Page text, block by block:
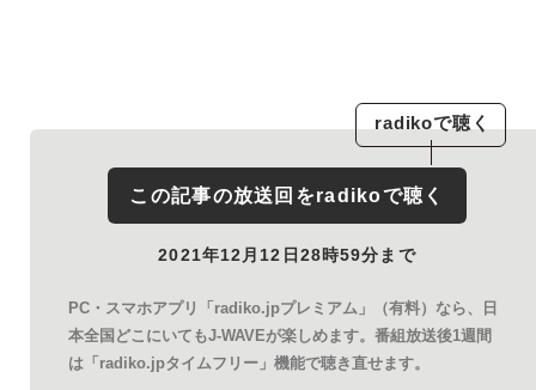
radikoで聴く
この記事の放送回をradikoで聴く
2021年12月12日28時59分まで
PC・スマホアプリ「radiko.jpプレミアム」（有料）なら、日
本全国どこにいてもJ-WAVEが楽しめます。番組放送後1週間
は「radiko.jpタイムフリー」機能で聴き直せます。